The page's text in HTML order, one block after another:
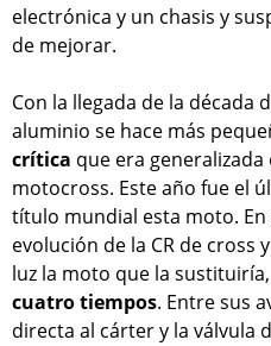
electrónica y un chasis y
de mejorar.
Con la llegada de la década
aluminio se hace más
crítica que era
motocross. Este año fue el
título mundial esta moto.
evolución de la CR de cross
luz la moto que la
cuatro tiempos. Entre sus
directa al cárter y la válvula